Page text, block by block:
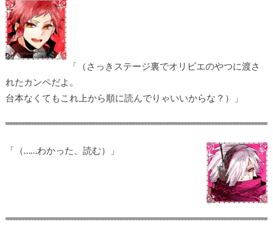
「（さっきステージ裏でオリビエのやつに渡さ
れたカンペだよ。
台本なくてもこれ上から順に読んでりゃいいからな？）」
「（……わかった、読む）」